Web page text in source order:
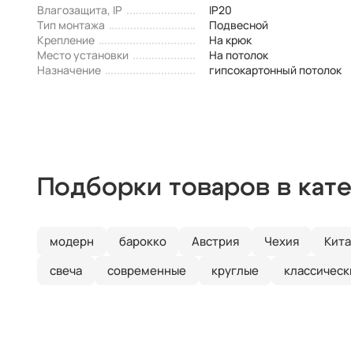
Влагозащита, IP
IP20
Тип монтажа
Подвесной
Крепление
На крюк
Место установки
На потолок
Назначение
гипсокартонный потолок
Подборки товаров в
модерн барокко Австрия Чехия
свеча
современные круглые